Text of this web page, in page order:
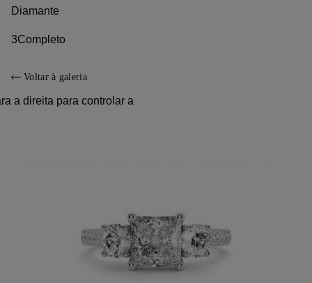
Diamante
3Completo
Voltar à galeria
a direita para controlar a